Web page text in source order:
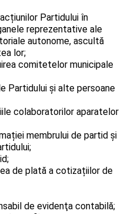
Partidului în
reprezentative ale
autonome, ascultă
lor;
comitetelor municipale
Partidului și alte persoane
colaboratorilor aparatelor
membrului de partid și
de plată a cotizațiilor de
de evidenţa contabilă;